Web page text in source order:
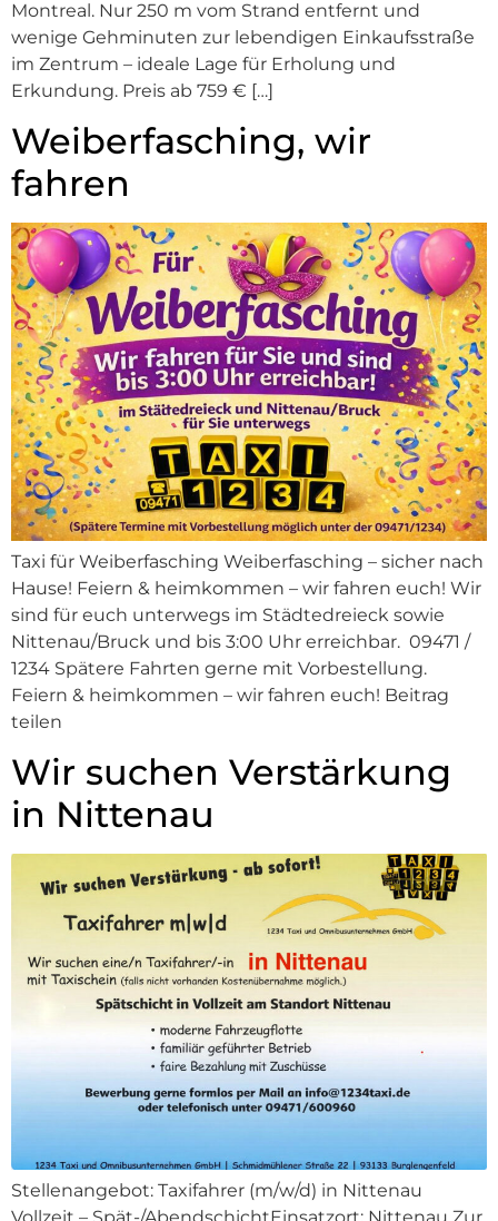
Montreal. Nur 250 m vom Strand entfernt und
wenige Gehminuten zur lebendigen Einkaufsstraße
im Zentrum – ideale Lage für Erholung und
Erkundung. Preis ab 759 € […]
Weiberfasching, wir
fahren
Taxi für Weiberfasching Weiberfasching – sicher nach
Hause! Feiern & heimkommen – wir fahren euch! Wir
sind für euch unterwegs im Städtedreieck sowie
Nittenau/Bruck und bis 3:00 Uhr erreichbar. 09471 /
1234 Spätere Fahrten gerne mit Vorbestellung.
Feiern & heimkommen – wir fahren euch! Beitrag
teilen
Wir suchen Verstärkung
in Nittenau
Stellenangebot: Taxifahrer (m/w/d) in Nittenau
Vollzeit – Spät-/AbendschichtEinsatzort: Nittenau Zur